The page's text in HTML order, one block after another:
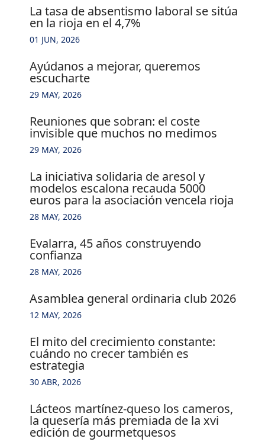
la tasa de absentismo laboral se sitúa
en la rioja en el 4,7%
01 JUN, 2026
ayúdanos a mejorar, queremos
escucharte
29 MAY, 2026
reuniones que sobran: el coste
invisible que muchos no medimos
29 MAY, 2026
la iniciativa solidaria de aresol y
modelos escalona recauda 5000
euros para la asociación vencela rioja
28 MAY, 2026
evalarra, 45 años construyendo
confianza
28 MAY, 2026
asamblea general ordinaria club 2026
12 MAY, 2026
el mito del crecimiento constante:
cuándo no crecer también es
estrategia
30 ABR, 2026
lácteos martínez-queso los cameros,
la quesería más premiada de la xvi
edición de gourmetquesos